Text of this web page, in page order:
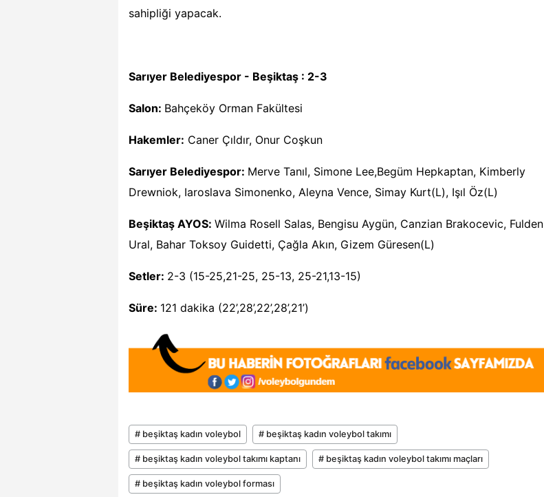
sahipliği yapacak.
Sarıyer Belediyespor - Beşiktaş : 2-3
Salon: Bahçeköy Orman Fakültesi
Hakemler: Caner Çıldır, Onur Coşkun
Sarıyer Belediyespor: Merve Tanıl, Simone Lee,Begüm Hepkaptan, Kimberly
Drewniok, Iaroslava Simonenko, Aleyna Vence, Simay Kurt(L), Işıl Öz(L)
Beşiktaş AYOS: Wilma Rosell Salas, Bengisu Aygün, Canzian Brakocevic, Fulden
Ural, Bahar Toksoy Guidetti, Çağla Akın, Gizem Güresen(L)
Setler: 2-3 (15-25,21-25, 25-13, 25-21,13-15)
Süre: 121 dakika (22’,28’,22’,28’,21’)
# beşiktaş kadın voleybol # beşiktaş kadın voleybol takımı
# beşiktaş kadın voleybol takımı kaptanı # beşiktaş kadın voleybol takımı maçları
# beşiktaş kadın voleybol forması